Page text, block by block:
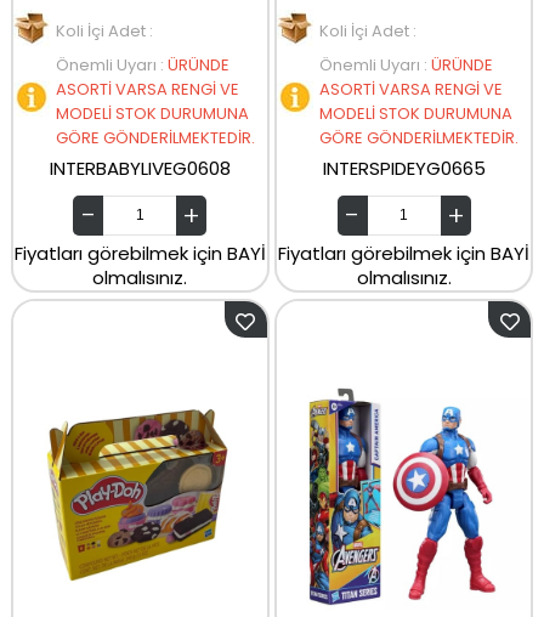
Koli İçi Adet :
Önemli Uyarı : ÜRÜNDE
ASORTİ VARSA RENGİ VE
MODELİ STOK DURUMUNA
GÖRE GÖNDERİLMEKTEDİR.
INTERBABYLIVEG0608
Fiyatları görebilmek için BAYİ
olmalısınız.
Koli İçi Adet :
Önemli Uyarı : ÜRÜNDE
ASORTİ VARSA RENGİ VE
MODELİ STOK DURUMUNA
GÖRE GÖNDERİLMEKTEDİR.
INTERSPIDEYG0665
Fiyatları görebilmek için BAYİ
olmalısınız.